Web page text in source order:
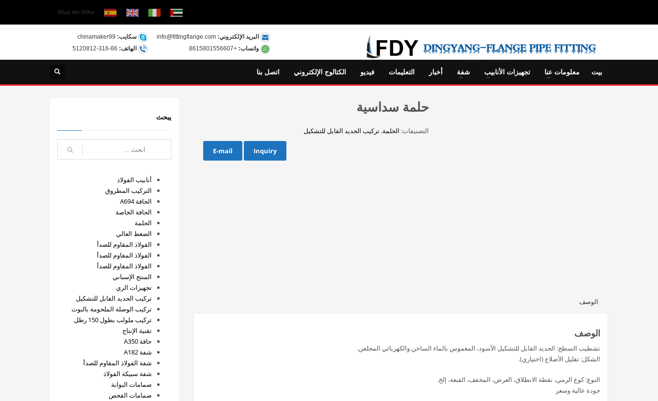
What We Offer
سكايب:
الهاتف:
البريد الإلكتروني: info@fittingflange.com
واتساب: +8615801556607
بيت معلومات عنا تجهيزات الأنابيب شفة أخبار التعليمات فيديو الكتالوج الإلكتروني اتصل بنا
حلمة سداسية
التصنيفات: الحلمة,تركيب الحديد القابل للتشكيل
Inquiry
E-mail
الوصف
الوصف
تشطيب السطح: الحديد القابل للتشكيل الأسود، المغموس بالماء الساخن والكهربائي المجلفن.
الشكل: تقليل الأضلاع (اختياري).
النوع: كوع الرمي، نقطة الانطلاق، العرض، المخفف، القبعة، إلخ.
جودة عالية وسعر
يبحث
أنابيب الفولاذ
التركيب المطروق
الحافة A694
الحافة الخاصة
الحلمة
الضغط العالي
الفولاذ المقاوم للصدأ
الفولاذ المقاوم للصدأ
الفولاذ المقاوم للصدأ
المنتج الإسباني
تجهيزات الري
تركيب الحديد القابل للتشكيل
تركيب الوصلة الملحومة بالبوت
تركيب ملولب بطول 150 رطل
تقنية الإنتاج
حافة A350
شفة A182
شفة الفولاذ المقاوم للصدأ
شفة سبيكة الفولاذ
صمامات البوابة
صمامات الفحص